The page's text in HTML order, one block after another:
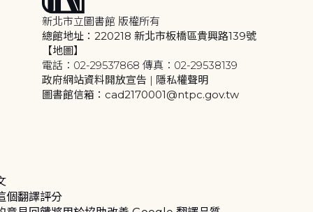
新北市立圖書館 版權所有
總館地址：220218 新北市板橋區貴興路139號
【地圖】
電話：02-29537868 傳真：02-29538139
政府網站資料開放宣告 | 隱私權聲明
圖書館信箱：cad2170001@ntpc.gov.tw
個翻譯評分